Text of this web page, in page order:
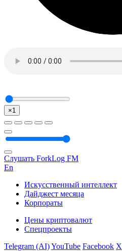
×1
Слушать ForkLog FM
En
Искусственный интеллект
Дайджест месяца
Корпораты
Цены криптовалют
Спецпроекты
Telegram (AI)YouTube Facebook X